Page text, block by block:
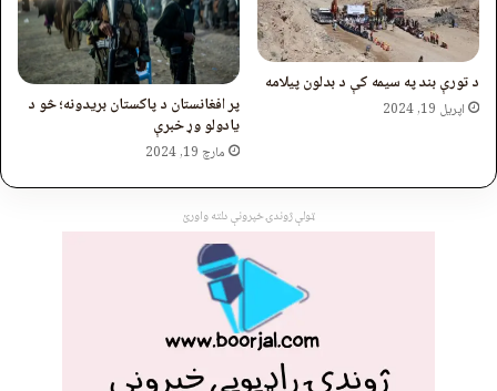
د تورې بند په سیمه کې د بدلون پيلامه
اپریل 19, 2024 پر افغانستان د پاکستان بریدونه؛ څو د
یادولو وړ خبرې
مارچ 19, 2024
ټولې ژوندۍ خپرونې دلته واورئ